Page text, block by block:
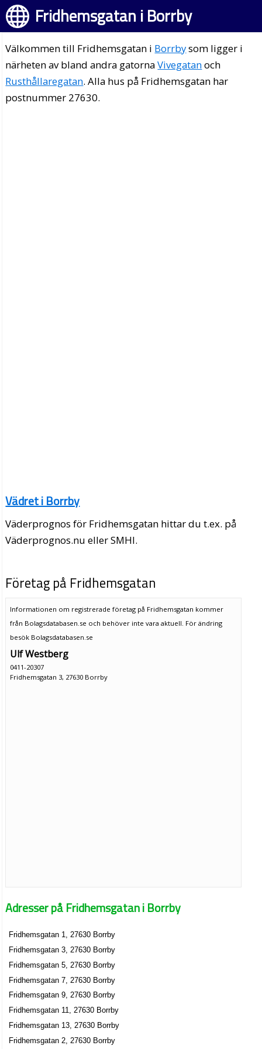
Fridhemsgatan i Borrby
Välkommen till Fridhemsgatan i Borrbysom ligger i
närheten av bland andra gatornaVivegatanoch
Rusthållaregatan. Alla hus på Fridhemsgatan har
postnummer 27630.
Vädret i Borrby
Väderprognos för Fridhemsgatan hittar du t.ex. på
Väderprognos.nu eller SMHI.
Företag på Fridhemsgatan
Informationen om registrerade företag på Fridhemsgatan kommer
från Bolagsdatabasen.se och behöver inte vara aktuell. För ändring
besök Bolagsdatabasen.se
Ulf Westberg
0411-20307
Fridhemsgatan 3, 27630 Borrby
Adresser på Fridhemsgatan i Borrby
Fridhemsgatan 1, 27630 Borrby
Fridhemsgatan 3, 27630 Borrby
Fridhemsgatan 5, 27630 Borrby
Fridhemsgatan 7, 27630 Borrby
Fridhemsgatan 9, 27630 Borrby
Fridhemsgatan 11, 27630 Borrby
Fridhemsgatan 13, 27630 Borrby
Fridhemsgatan 2, 27630 Borrby